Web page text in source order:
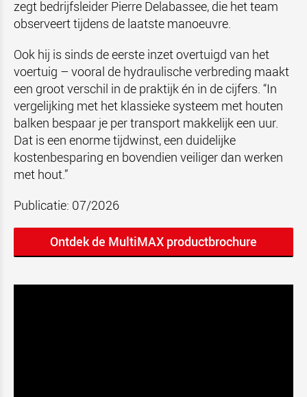
zegt bedrijfsleider Pierre Delabassee, die het team
observeert tijdens de laatste manoeuvre.
Ook hij is sinds de eerste inzet overtuigd van het
voertuig – vooral de hydraulische verbreding maakt
een groot verschil in de praktijk én in de cijfers. “In
vergelijking met het klassieke systeem met houten
balken bespaar je per transport makkelijk een uur.
Dat is een enorme tijdwinst, een duidelijke
kostenbesparing en bovendien veiliger dan werken
met hout.”
Publicatie: 07/2026
Ontdek de MultiMAX productbrochure